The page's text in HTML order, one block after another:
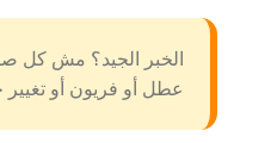
الخبر الجيد؟ مش كل
عطل أو فريون أو تغيير